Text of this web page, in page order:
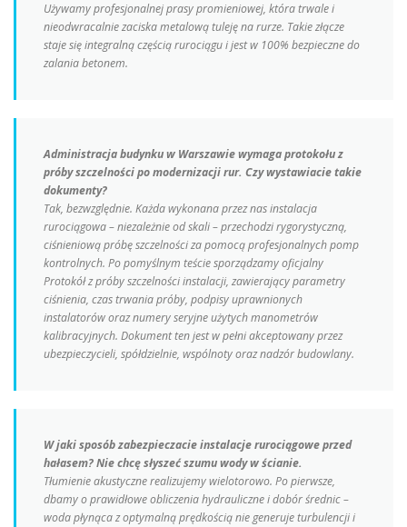
Używamy profesjonalnej prasy promieniowej, która trwale i
nieodwracalnie zaciska metalową tuleję na rurze. Takie złącze
staje się integralną częścią rurociągu i jest w 100% bezpieczne do
zalania betonem.
Administracja budynku w Warszawie wymaga protokołu z
próby szczelności po modernizacji rur. Czy wystawiacie takie
dokumenty?
Tak, bezwzględnie. Każda wykonana przez nas instalacja
rurociągowa – niezależnie od skali – przechodzi rygorystyczną,
ciśnieniową próbę szczelności za pomocą profesjonalnych pomp
kontrolnych. Po pomyślnym teście sporządzamy oficjalny
Protokół z próby szczelności instalacji, zawierający parametry
ciśnienia, czas trwania próby, podpisy uprawnionych
instalatorów oraz numery seryjne użytych manometrów
kalibracyjnych. Dokument ten jest w pełni akceptowany przez
ubezpieczycieli, spółdzielnie, wspólnoty oraz nadzór budowlany.
W jaki sposób zabezpieczacie instalacje rurociągowe przed
hałasem? Nie chcę słyszeć szumu wody w ścianie.
Tłumienie akustyczne realizujemy wielotorowo. Po pierwsze,
dbamy o prawidłowe obliczenia hydrauliczne i dobór średnic –
woda płynąca z optymalną prędkością nie generuje turbulencji i